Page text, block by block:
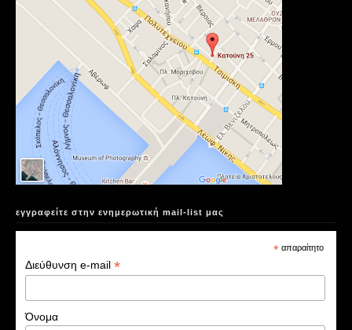
εγγραφείτε στην ενημερωτική mail-list μας
* απαραίτητο
Διεύθυνση e-mail*
Όνομα